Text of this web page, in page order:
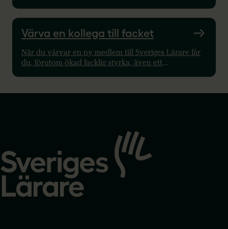
Värva en kollega till facket
När du värvar en ny medlem till Sveriges Lärare får
du, förutom ökad facklig styrka, även ett
startsidan